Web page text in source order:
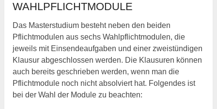
WAHLPFLICHTMODULE
Das Masterstudium besteht neben den beiden
Pflichtmodulen aus sechs Wahlpflichtmodulen, die
jeweils mit Einsendeaufgaben und einer zweistündigen
Klausur abgeschlossen werden. Die Klausuren können
auch bereits geschrieben werden, wenn man die
Pflichtmodule noch nicht absolviert hat. Folgendes ist
bei der Wahl der Module zu beachten: